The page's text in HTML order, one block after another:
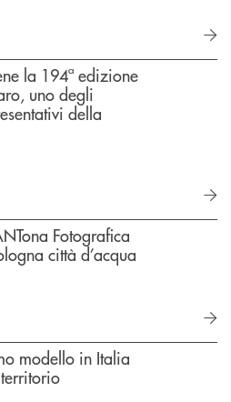
la 194ª edizione
uno degli
della
Fotografica
città d’acqua
modello in Italia